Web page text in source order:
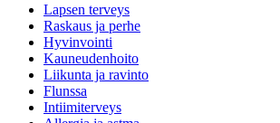
Lapsen terveys
Raskaus ja perhe
Hyvinvointi
Kauneudenhoito
Liikunta ja ravinto
Flunssa
Intiimiterveys